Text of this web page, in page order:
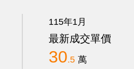
115年1月
最新成交單價
30.5 萬